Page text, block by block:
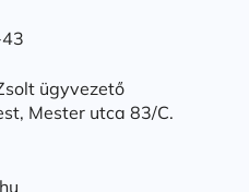
ügyvezető
Mester utca 83/C.